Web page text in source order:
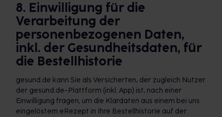
8. Einwilligung für die
Verarbeitung der
personenbezogenen Daten,
inkl. der Gesundheitsdaten, für
die Bestellhistorie
gesund.de kann Sie als Versicherten, der zugleich Nutzer
der gesund.de-Plattform (inkl. App) ist, nach einer
Einwilligung fragen, um die Klardaten aus einem bei uns
eingelöstem eRezept in Ihre Bestellhistorie auf der